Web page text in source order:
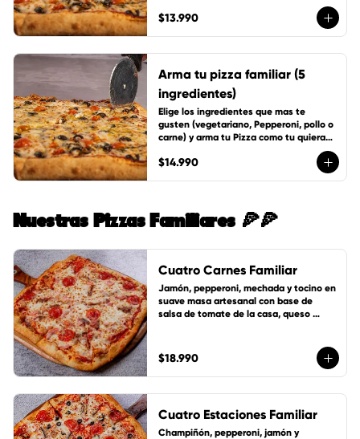
$13.990
Arma tu pizza familiar (5
ingredientes)
Elige los ingredientes que mas te
gusten (vegetariano, Pepperoni, pollo o
carne) y arma tu Pizza como tu quieras,
$14.990
Nuestras Pizzas Familiares 🍕🍕
Cuatro Carnes Familiar
Jamón, pepperoni, mechada y tocino en
suave masa artesanal con base de
salsa de tomate de la casa, queso
$18.990
Cuatro Estaciones Familiar
Champiñón, pepperoni, jamón y